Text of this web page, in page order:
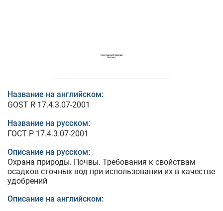
Название на английском:
GOST R 17.4.3.07-2001
Название на русском:
ГОСТ Р 17.4.3.07-2001
Описание на русском:
Охрана природы. Почвы. Требования к свойствам
осадков сточных вод при использовании их в качестве
удобрений
Описание на английском: